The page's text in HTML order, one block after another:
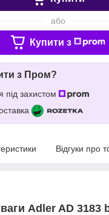
або
Купити з
з Пром?
під захистом
Відгуки про
Adler AD 3183